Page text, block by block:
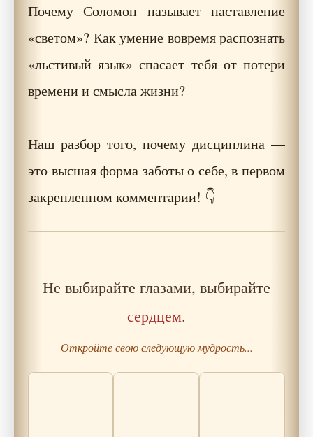
Почему Соломон называет наставление
«светом»? Как умение вовремя распознать
«льстивый язык» спасает тебя от потери
времени и смысла жизни?
Наш разбор того, почему дисциплина —
это высшая форма заботы о себе, в первом
закрепленном комментарии! 👇
Не выбирайте глазами, выбирайте
сердцем.
Откройте свою следующую мудрость...